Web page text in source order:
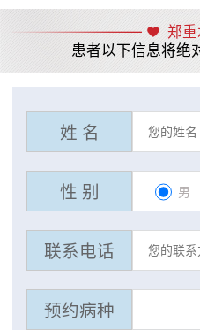
郑
患者以下信息将绝
姓 名
性 别 男
联系电话
预约病种